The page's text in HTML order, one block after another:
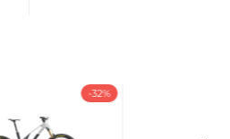
-32%